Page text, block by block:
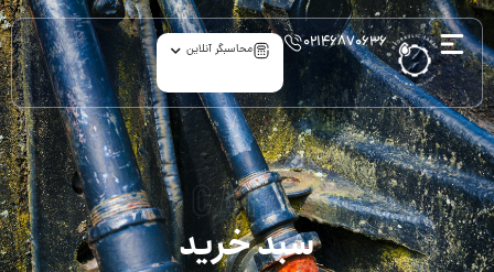
۰۲۱۴۶۸۷۰۶۳۶ محاسبگر آنلاین
cart
سبد خرید